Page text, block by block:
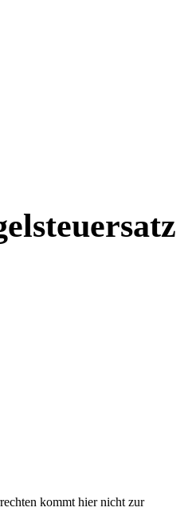
kommt hier nicht zur